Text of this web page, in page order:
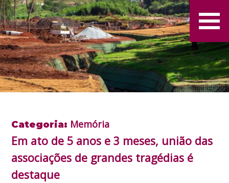
Categoria: Memória
Em ato de 5 anos e 3 meses, união das
associações de grandes tragédias é
destaque